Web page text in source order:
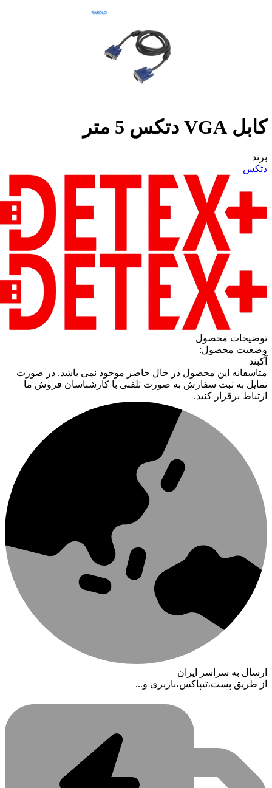
کابل VGA دتکس 5 متر
برند
دتکس
توضیحات محصول
وضعیت محصول:
آکبند
متاسفانه این محصول در حال حاضر موجود نمی باشد. در صورت
تمایل به ثبت سفارش به صورت تلفنی با کارشناسان فروش ما
ارتباط برقرار کنید.
ارسال به سراسر ایران
از طریق پست،تیپاکس،باربری و...